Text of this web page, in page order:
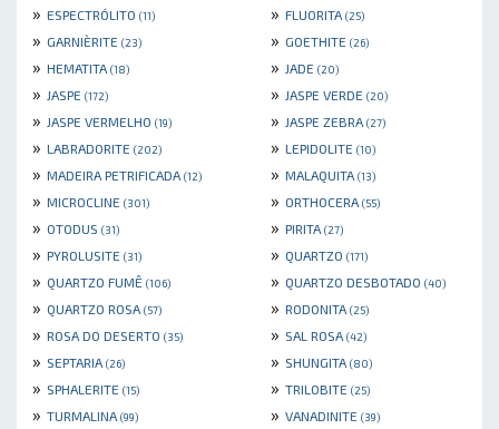
» ESPECTRÓLITO (11) » FLUORITA (25)
» GARNIÈRITE (23) » GOETHITE (26)
» HEMATITA (18) » JADE (20)
» JASPE (172) » JASPE VERDE (20)
» JASPE VERMELHO (19) » JASPE ZEBRA (27)
» LABRADORITE (202) » LEPIDOLITE (10)
» MADEIRA PETRIFICADA (12) » MALAQUITA (13)
» MICROCLINE (301) » ORTHOCERA (55)
» OTODUS (31) » PIRITA (27)
» PYROLUSITE (31) » QUARTZO (171)
» QUARTZO FUMÊ (106) » QUARTZO DESBOTADO (40)
» QUARTZO ROSA (57) » RODONITA (25)
» ROSA DO DESERTO (35) » SAL ROSA (42)
» SEPTARIA (26) » SHUNGITA (80)
» SPHALERITE (15) » TRILOBITE (25)
» TURMALINA (99) » VANADINITE (39)